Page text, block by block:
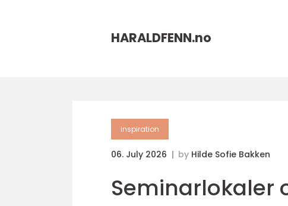
HARALDFENN.no
inspiration
06. July 2026 by Hilde Sofie Bakken
Seminarlokaler